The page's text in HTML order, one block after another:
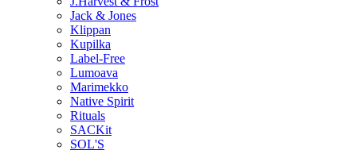
Jack & Jones
Klippan
Kupilka
Label-Free
Lumoava
Marimekko
Native Spirit
Rituals
SACKit
SOL'S